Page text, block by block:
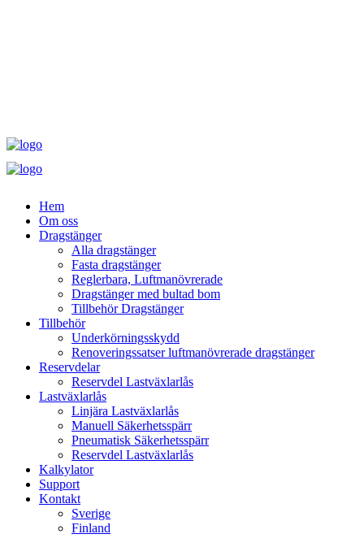
Hem
Om oss
Dragstänger
Alla dragstänger
Fasta dragstänger
Reglerbara, Luftmanövrerade
Dragstänger med bultad bom
Tillbehör Dragstänger
Tillbehör
Underkörningsskydd
Renoveringssatser luftmanövrerade dragstänger
Reservdelar
Reservdel Lastväxlarlås
Lastväxlarlås
Linjära Lastväxlarlås
Manuell Säkerhetsspärr
Pneumatisk Säkerhetsspärr
Reservdel Lastväxlarlås
Kalkylator
Support
Kontakt
Sverige
Finland